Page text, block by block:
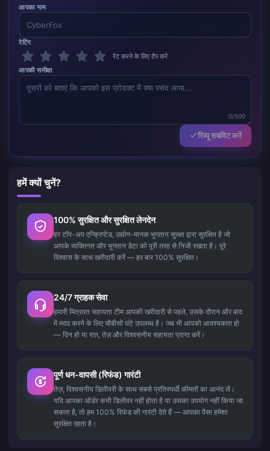
आपका नाम
रेटिंग
रेट करने के लिए टैप करें
आपकी समीक्षा
0/500
रिव्यू सबमिट करें
हमें क्यों चुनें?
100% सुरक्षित और सुरक्षित लेनदेन
हर टॉप-अप एन्क्रिप्टेड, उद्योग-मानक भुगतान सुरक्षा द्वारा सुरक्षित है जो
आपके व्यक्तिगत और भुगतान डेटा को पूरी तरह से निजी रखता है। पूरे
विश्वास के साथ खरीदारी करें — हर बार 100% सुरक्षित।
24/7 ग्राहक सेवा
हमारी मित्रवत सहायता टीम आपकी खरीदारी से पहले, उसके दौरान और बाद
में मदद करने के लिए चौबीसों घंटे उपलब्ध है। जब भी आपको आवश्यकता हो
— दिन हो या रात, तेज़ और विश्वसनीय सहायता प्राप्त करें।
पूर्ण धन-वापसी (रिफंड) गारंटी
तेज़, विश्वसनीय डिलीवरी के साथ सबसे प्रतिस्पर्धी कीमतों का आनंद लें।
यदि आपका ऑर्डर कभी डिलीवर नहीं होता है या उसका उपयोग नहीं किया जा
सकता है, तो हम 100% रिफंड की गारंटी देते हैं — आपका पैसा हमेशा
सुरक्षित रहता है।